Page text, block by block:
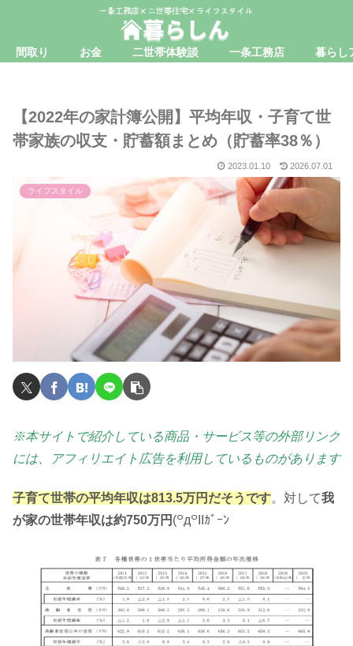
間取り お金 二世帯体験談 一条工務店 暮らし
【2022年の家計簿公開】平均年収・子育て世
帯家族の収支・貯蓄額まとめ（貯蓄率38％）
2023.01.10 2026.07.01
ライフスタイル
※本サイトで紹介している商品・サービス等の外部リンク
には、アフィリエイト広告を利用しているものがあります
子育て世帯の平均年収は813.5万円だそうです。対して我
が家の世帯年収は約750万円 (꒪д꒪IIｶﾞｰﾝ